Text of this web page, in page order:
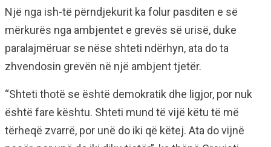
Një nga ish-të përndjekurit ka folur pasditen e së
mërkurës nga ambjentet e grevës së urisë, duke
paralajmëruar se nëse shteti ndërhyn, ata do ta
zhvendosin grevën në një ambjent tjetër.
“Shteti thotë se është demokratik dhe ligjor, por nuk
është fare kështu. Shteti mund të vijë këtu të më
tërheqë zvarrë, por unë do iki që këtej. Ata do vijnë